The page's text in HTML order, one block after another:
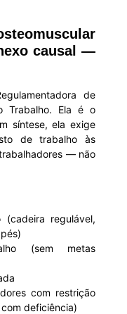
causal —
de
Trabalho. Ela é o
síntese, ela exige
de trabalho às
— não
(cadeira regulável,
(sem metas
com restrição
deficiência)